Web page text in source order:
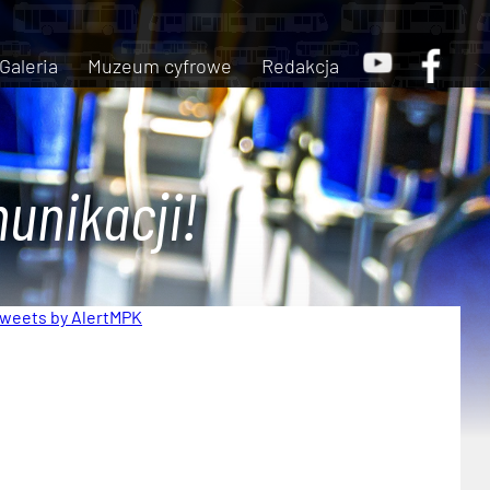
Galeria Muzeum cyfrowe Redakcja
by AlertMPK